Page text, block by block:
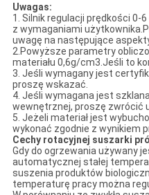
Uwagas:
1. Silnik regulacji prędkości 0-
z wymaganiami
uwagę na następujące
2.Powyższe parametry
materiału 0,6g/cm3.Jeśli to
3. Jeśli wymagany jest
proszę wskazać.
4. Jeśli wymagana jest
wewnętrznej, proszę zwrócić
5. Jeżeli materiał jest
wykonać zgodnie z wynikiem
Cechy rotacyjnej suszarki
Gdy do ogrzewania używany
automatycznej stałej
suszenia produktów
temperaturę pracy można